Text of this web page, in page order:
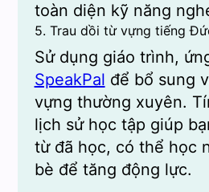
toàn diện kỹ năng
5. Trau dồi từ vựng tiếng
Sử dụng giáo trình,
SpeakPal để bổ sung
vựng thường xuyên.
lịch sử học tập giúp
từ đã học, có thể học
bè để tăng động lực.